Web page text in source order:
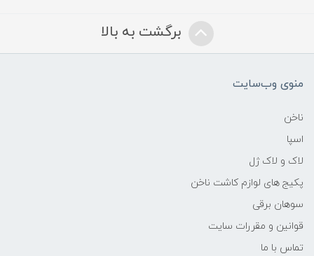
برگشت به بالا
منوی وب‌سایت
ناخن
اسپا
لاک و لاک ژل
پکیج های لوازم کاشت ناخن
سوهان برقی
قوانین و مقررات سایت
تماس با ما